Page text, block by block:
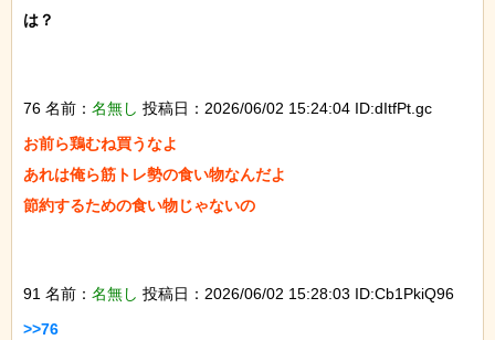
は？
76 名前： 名無し 投稿日：2026/06/02 15:24:04 ID:dItfPt.gc
お前ら鶏むね買うなよ
あれは俺ら筋トレ勢の食い物なんだよ
節約するための食い物じゃないの
91 名前： 名無し 投稿日：2026/06/02 15:28:03 ID:Cb1PkiQ96
>>76